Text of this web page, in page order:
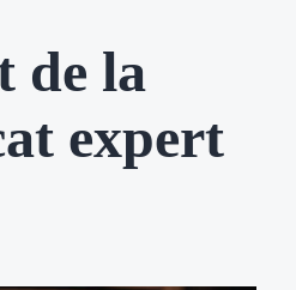
de la
expert